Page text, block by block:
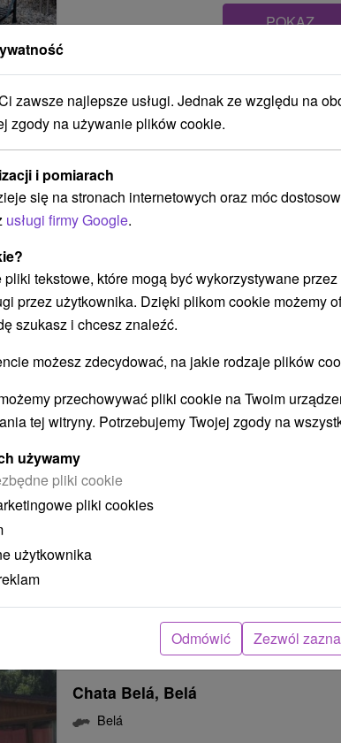
POKAZ
Chalupa pod Okruhlicou Belá
Belá
Chalupa obklopená krásnou prírodou, priamo v
obci Belá. Disponuje piatimi izbami a dvomi
Chaty Lili a Ela Belá
Belá
Dve chaty v blízkosti lesa, v obci Belá. Disponujú
štyrmi spálňami a spoločenskými miestnosťami,
POKAZ
Chata Belá, Belá
Belá
zawsze najlepsze usługi. Jednak ze względu na
zgody na używanie plików cookie.
i pomiarach
się na stronach internetowych oraz móc
usługi firmy Google.
pliki tekstowe, które mogą być wykorzystywane
przez użytkownika. Dzięki plikom cookie możemy
szukasz i chcesz znaleźć.
możesz zdecydować, na jakie rodzaje plików
przechowywać pliki cookie na Twoim
tej witryny. Potrzebujemy Twojej zgody na
używamy
pliki cookie
pliki cookies
użytkownika
Odmówić Zezwól